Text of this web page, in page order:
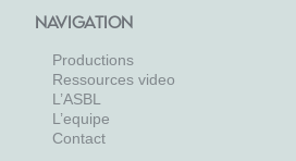
NAVIGATION
Productions
Ressources video
L’ASBL
L’equipe
Contact